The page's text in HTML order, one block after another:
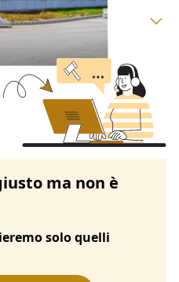
ma non è
solo quelli